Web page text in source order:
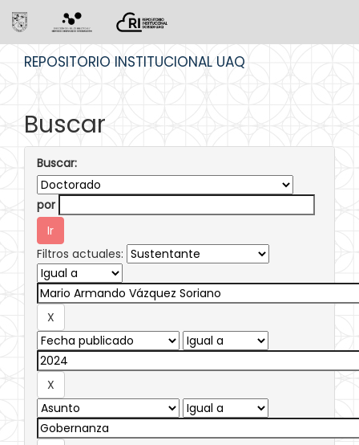
REPOSITORIO INSTITUCIONAL UAQ
Buscar
Buscar:
por
Filtros actuales: